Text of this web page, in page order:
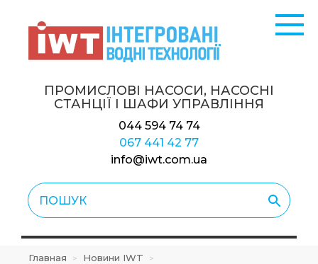
ПРОМИСЛОВІ НАСОСИ, НАСОСНІ
СТАНЦІЇ І ШАФИ УПРАВЛІННЯ
044 594 74 74
067 441 42 77
info@iwt.com.ua
Главная > Новини IWT
>